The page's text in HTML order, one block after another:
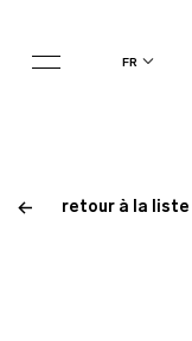
fr
retour à la liste